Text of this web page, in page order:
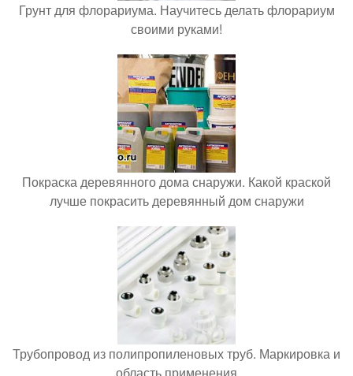
Грунт для флорариума. Научитесь делать флорариум
своими руками!
Покраска деревянного дома снаружи. Какой краской
лучше покрасить деревянный дом снаружи
Трубопровод из полипропиленовых труб. Маркировка и